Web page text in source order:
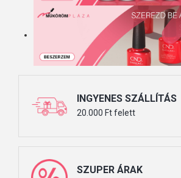
INGYENES SZÁLLÍTÁS
20.000 Ft felett
SZUPER ÁRAK